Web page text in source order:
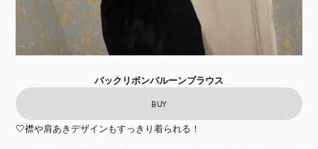
バックリボンバルーンブラウス
BUY
🤍襟や肩あきデザインもすっきり着られる！